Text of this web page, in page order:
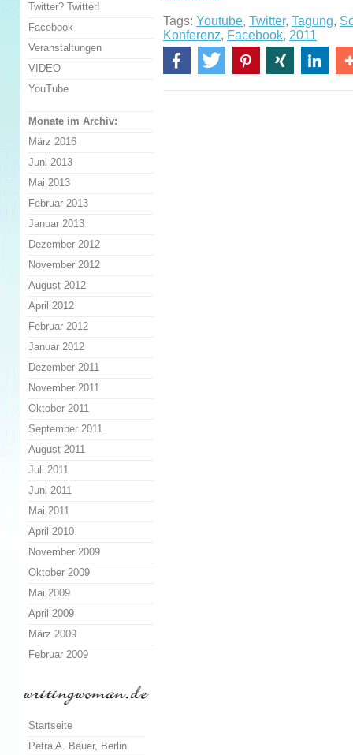
Tags: Youtube, Twitter, Tagung,
Konferenz, Facebook, 2011
Twitter? Twitter!
Facebook
Veranstaltungen
VIDEO
YouTube
Monate im Archiv:
März 2016
Juni 2013
Mai 2013
Februar 2013
Januar 2013
Dezember 2012
November 2012
August 2012
April 2012
Februar 2012
Januar 2012
Dezember 2011
November 2011
Oktober 2011
September 2011
August 2011
Juli 2011
Juni 2011
Mai 2011
April 2010
November 2009
Oktober 2009
Mai 2009
April 2009
März 2009
Februar 2009
Startseite
Petra A. Bauer, Berlin